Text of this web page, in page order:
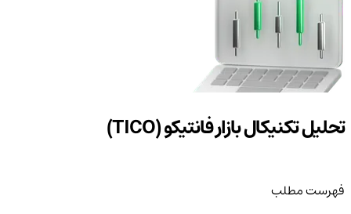
تحلیل تکنیکال بازار فانتیکو (TICO)
فهرست مطلب